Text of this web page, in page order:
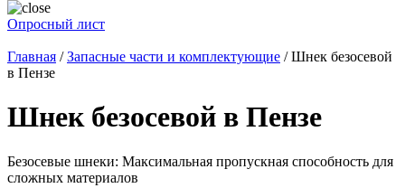
Опросный лист
Главная /Запасные части и комплектующие /Шнек безосевой
в Пензе
Шнек безосевой в Пензе
Безосевые шнеки: Максимальная пропускная способность для
сложных материалов